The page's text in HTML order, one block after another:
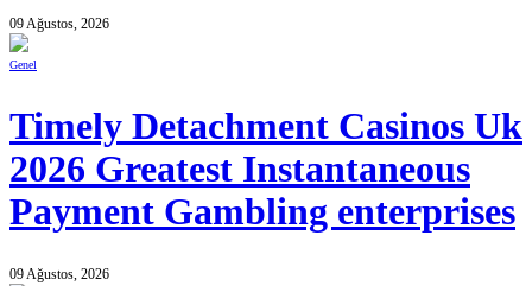
09 Ağustos, 2026
Genel
Timely Detachment Casinos Uk
2026 Greatest Instantaneous
Payment Gambling enterprises
09 Ağustos, 2026